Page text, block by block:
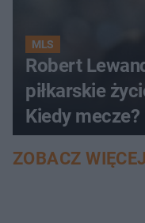
MLS
Robert
piłkarskie
Kiedy mecze?
ZOBACZ WIĘCEJ